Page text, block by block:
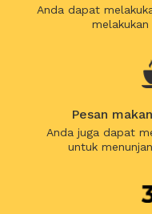
Anda dapat
Pesan
Anda juga dapat
untuk